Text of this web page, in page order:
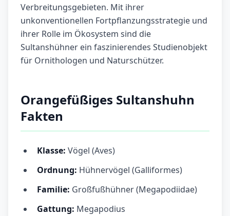
Verbreitungsgebieten. Mit ihrer
unkonventionellen Fortpflanzungsstrategie und
ihrer Rolle im Ökosystem sind die
Sultanshühner ein faszinierendes Studienobjekt
für Ornithologen und Naturschützer.
Orangefüßiges Sultanshuhn
Fakten
Klasse: Vögel (Aves)
Ordnung: Hühnervögel (Galliformes)
Familie: Großfußhühner (Megapodiidae)
Gattung: Megapodius